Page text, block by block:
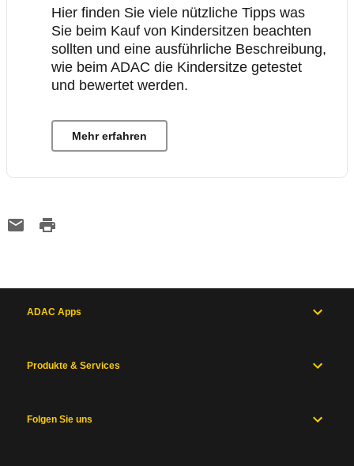
Hier finden Sie viele nützliche Tipps was
Sie beim Kauf von Kindersitzen beachten
sollten und eine ausführliche Beschreibung,
wie beim ADAC die Kindersitze getestet
und bewertet werden.
Mehr erfahren
ADAC Apps
Produkte & Services
Folgen Sie uns